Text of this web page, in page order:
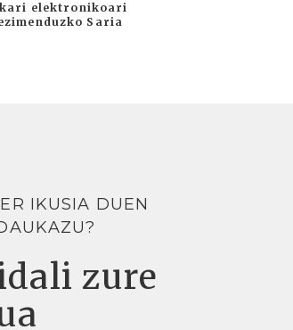
elektronikoari
Saria
IKUSIA DUEN
zure